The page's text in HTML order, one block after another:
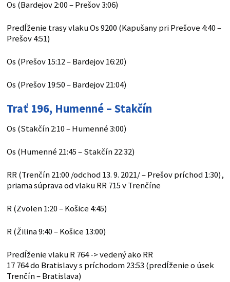
Os (Bardejov 2:00 – Prešov 3:06)
Predĺženie trasy vlaku Os 9200 (Kapušany pri Prešove 4:40 –
Prešov 4:51)
Os (Prešov 15:12 – Bardejov 16:20)
Os (Prešov 19:50 – Bardejov 21:04)
Trať 196, Humenné – Stakčín
Os (Stakčín 2:10 – Humenné 3:00)
Os (Humenné 21:45 – Stakčín 22:32)
RR (Trenčín 21:00 /odchod 13. 9. 2021/ – Prešov príchod 1:30),
priama súprava od vlaku RR 715 v Trenčíne
R (Zvolen 1:20 – Košice 4:45)
R (Žilina 9:40 – Košice 13:00)
Predĺženie vlaku R 764 -> vedený ako RR
17 764 do Bratislavy s príchodom 23:53 (predĺženie o úsek
Trenčín – Bratislava)